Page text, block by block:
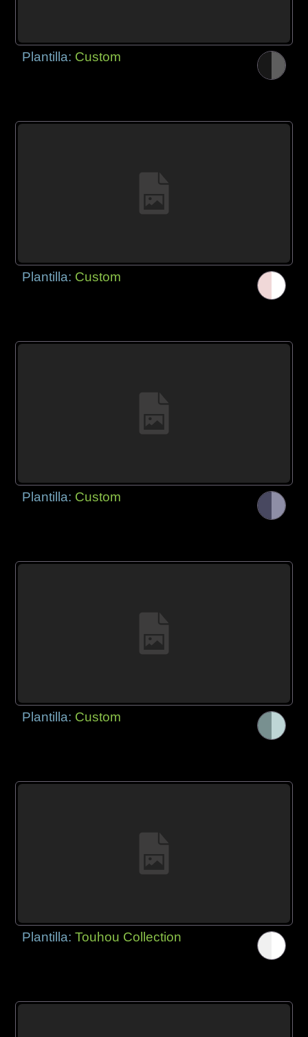
Plantilla: Custom
Plantilla: Custom
Plantilla: Custom
Plantilla: Custom
Plantilla:Touhou Collection